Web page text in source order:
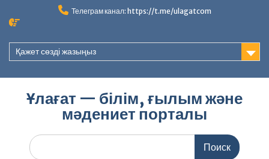
Телеграм канал: https://t.me/ulagatcom
Қажет сөзді жазыңыз
Ұлағат — білім, ғылым және
мәдениет порталы
Поиск
по: